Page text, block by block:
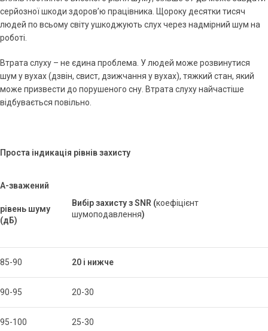
серйозної шкоди здоров’ю працівника. Щороку десятки тисяч
людей по всьому світу ушкоджують слух через надмірний шум на
роботі.
Втрата слуху – не єдина проблема. У людей може розвинутися
шум у вухах (дзвін, свист, дзижчання у вухах), тяжкий стан, який
може призвести до порушеного сну. Втрата слуху найчастіше
відбувається повільно.
Проста індикація рівнів захисту
А-зважений
рівень шуму
(дБ)
Вибір захисту зSNR (коефіцієнт
шумоподавлення)
85-90 20 і нижче
90-95 20-30
95-100 25-30